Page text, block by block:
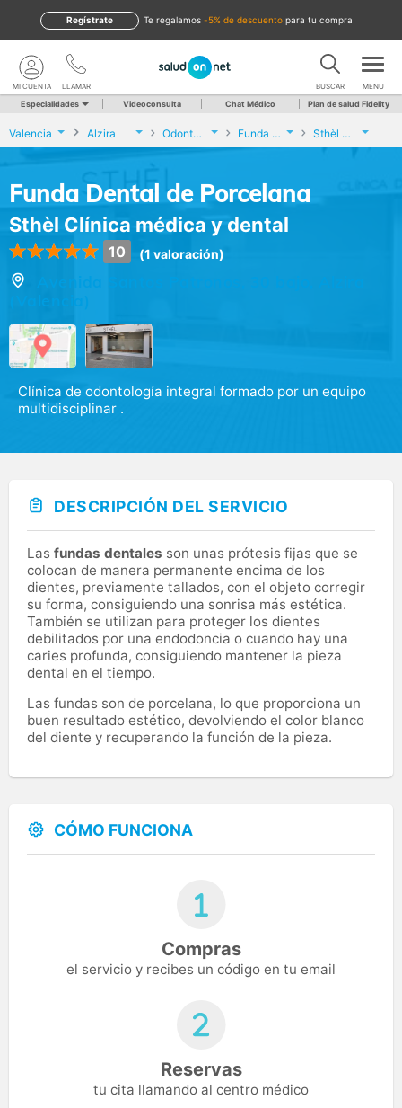
te regalamos -5% de descuento para tu compra
Regístrate
LLAMAR
MI CUENTA BUSCAR MENU
Especialidades Videoconsulta Chat Médico Plan de salud Fidelity
Valencia Alzira Odontología Funda Dental de Porcelana Sthèl Clínica médica y dental
Funda Dental de Porcelana
Sthèl Clínica médica y dental
10 (1 valoración)
Clínica de odontología integral formado por un equipo
multidisciplinar .
DESCRIPCIÓN DEL SERVICIO
Las fundas dentales son unas prótesis fijas que se
colocan de manera permanente encima de los
dientes, previamente tallados, con el objeto corregir
su forma, consiguiendo una sonrisa más estética.
También se utilizan para proteger los dientes
debilitados por una endodoncia o cuando hay una
caries profunda, consiguiendo mantener la pieza
dental en el tiempo.
Las fundas son de porcelana, lo que proporciona un
buen resultado estético, devolviendo el color blanco
del diente y recuperando la función de la pieza.
CÓMO FUNCIONA
Compras
el servicio y recibes un código en tu email
Reservas
tu cita llamando al centro médico